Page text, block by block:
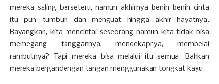
mereka saling berseteru, namun akhirnya benih-benih cinta
itu pun tumbuh dan menguat hingga akhir hayatnya.
Bayangkan, kita mencintai seseorang namun kita tidak bisa
memegang tanggannya, mendekapnya, membelai
rambutnya? Tapi mereka bisa melalui itu semua. Bahkan
mereka bergandengan tangan menggunakan tongkat kayu.